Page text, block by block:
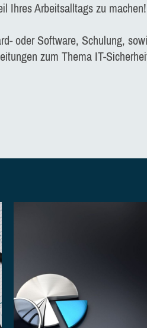
Ihres Arbeitsalltags zu machen!
oder Software, Schulung,
zum Thema IT-